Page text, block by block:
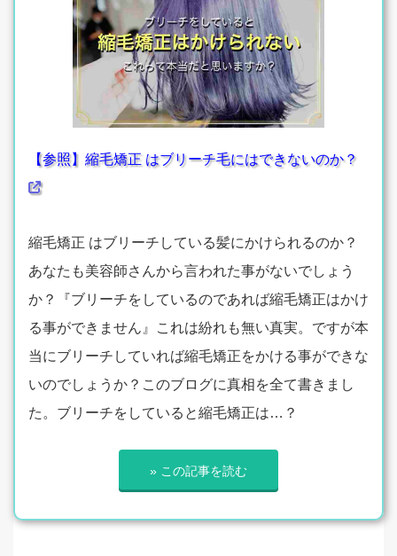
【参照】縮毛矯正 はブリーチ毛にはできないのか？
縮毛矯正 はブリーチしている髪にかけられるのか？
あなたも美容師さんから言われた事がないでしょう
か？『ブリーチをしているのであれば縮毛矯正はかけ
る事ができません』これは紛れも無い真実。ですが本
当にブリーチしていれば縮毛矯正をかける事ができな
いのでしょうか？このブログに真相を全て書きまし
た。ブリーチをしていると縮毛矯正は…？
» この記事を読む